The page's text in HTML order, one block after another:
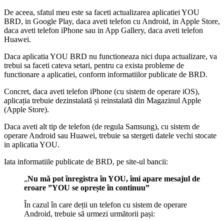
De aceea, sfatul meu este sa faceti actualizarea aplicatiei YOU
BRD, in Google Play, daca aveti telefon cu Android, in Apple Store,
daca aveti telefon iPhone sau in App Gallery, daca aveti telefon
Huawei.
Daca aplicatia YOU BRD nu functioneaza nici dupa actualizare, va
trebui sa faceti cateva setari, pentru ca exista probleme de
functionare a aplicatiei, conform informatiilor publicate de BRD.
Concret, daca aveti telefon iPhone (cu sistem de operare iOS),
aplicația trebuie dezinstalată și reinstalată din Magazinul Apple
(Apple Store).
Daca aveti alt tip de telefon (de regula Samsung), cu sistem de
operare Android sau Huawei, trebuie sa stergeti datele vechi stocate
in aplicatia YOU.
Iata informatiile publicate de BRD, pe site-ul bancii:
„Nu mă pot înregistra în YOU, îmi apare mesajul de
eroare ”YOU se oprește în continuu”
În cazul în care deții un telefon cu sistem de operare
Android, trebuie să urmezi următorii pași: